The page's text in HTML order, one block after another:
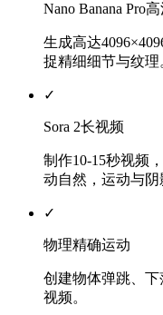
Nano Banana Pro
生成高达
捉精细细节与纹理
✓
Sora 2长视频
制作10-15秒视频
动自然，运动与阴
✓
物理精确运动
创建物体弹跳、
视频。